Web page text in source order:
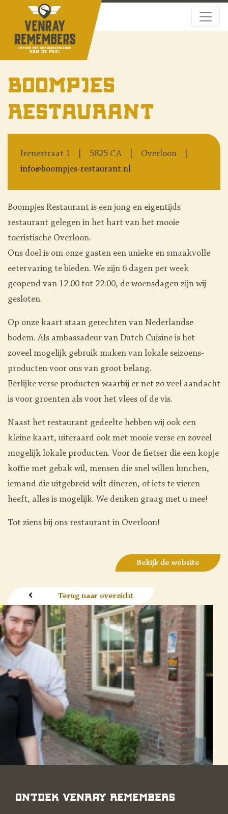
Boompjes
Restaurant
Irenestraat 1 5825 CA
Overloon
info@boompjes-restaurant.nl
Boompjes Restaurant is een jong en eigentijds
restaurant gelegen in het hart van het mooie
toeristische Overloon.
Ons doel is om onze gasten een unieke en smaakvolle
eetervaring te bieden. We zijn 6 dagen per week
geopend van 12.00 tot 22:00, de woensdagen zijn wij
gesloten.
Op onze kaart staan gerechten van Nederlandse
bodem. Als ambassadeur van Dutch Cuisine is het
zoveel mogelijk gebruik maken van lokale seizoens-
producten voor ons van groot belang.
Eerlijke verse producten waarbij er net zo veel aandacht
is voor groenten als voor het vlees of de vis.
Naast het restaurant gedeelte hebben wij ook een
kleine kaart, uiteraard ook met mooie verse en zoveel
mogelijk lokale producten. Voor de fietser die een kopje
koffie met gebak wil, mensen die snel willen lunchen,
iemand die uitgebreid wilt dineren, of iets te vieren
heeft, alles is mogelijk. We denken graag met u mee!
Tot ziens bij ons restaurant in Overloon!
Bekijk de website
Terug naar overzicht
Ontdek Venray Remembers